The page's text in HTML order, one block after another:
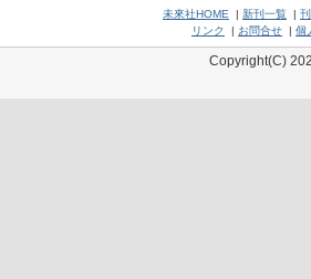
未來社HOME | 新刊一覧 |
リンク
| お問合せ | 個
Copyright(C)